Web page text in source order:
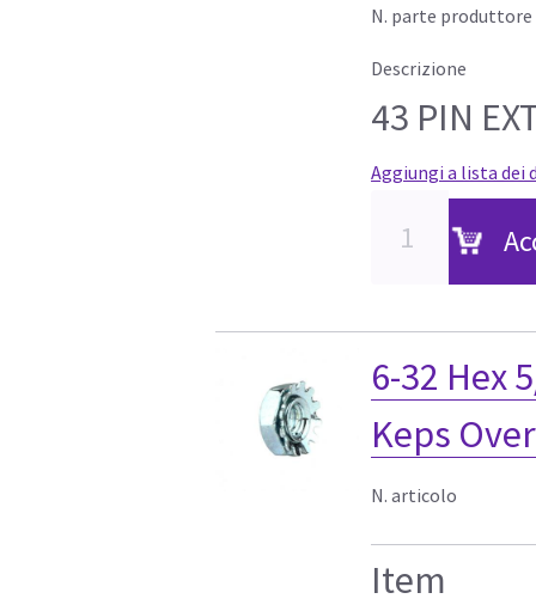
N. parte produttore
Descrizione
43 PIN
Aggiungi a lista dei
6-32 Hex
Keps
N. articolo
Item